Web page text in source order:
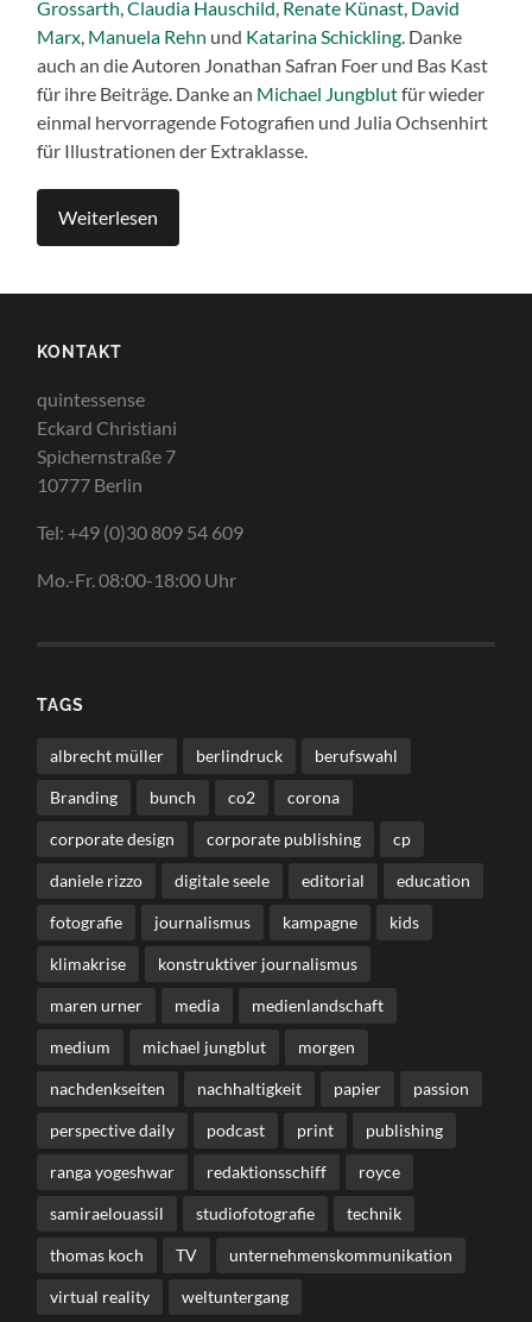
Grossarth,Claudia Hauschild, Renate Künast, David
Marx, Manuela Rehn und Katarina Schickling. Danke
auch an die Autoren Jonathan Safran Foer und Bas Kast
für ihre Beiträge. Danke an Michael Jungblutfür wieder
einmal hervorragende Fotografien und Julia Ochsenhirt
für Illustrationen der Extraklasse.
Weiterlesen
KONTAKT
quintessense
Eckard Christiani
Spichernstraße 7
10777 Berlin
Tel: +49 (0)30 809 54 609
Mo.-Fr. 08:00-18:00 Uhr
TAGS
albrecht müller berlindruck berufswahl
Branding bunch co2 corona
corporate design corporate publishing cp
daniele rizzo digitale seele editorial education
fotografie journalismus kampagne kids
klimakrise konstruktiver journalismus
maren urner media medienlandschaft
medium michael jungblut morgen
nachdenkseiten nachhaltigkeit papier passion
perspective daily podcast print publishing
ranga yogeshwar redaktionsschiff royce
samiraelouassil studiofotografie technik
thomas koch TV unternehmenskommunikation
virtual reality weltuntergang